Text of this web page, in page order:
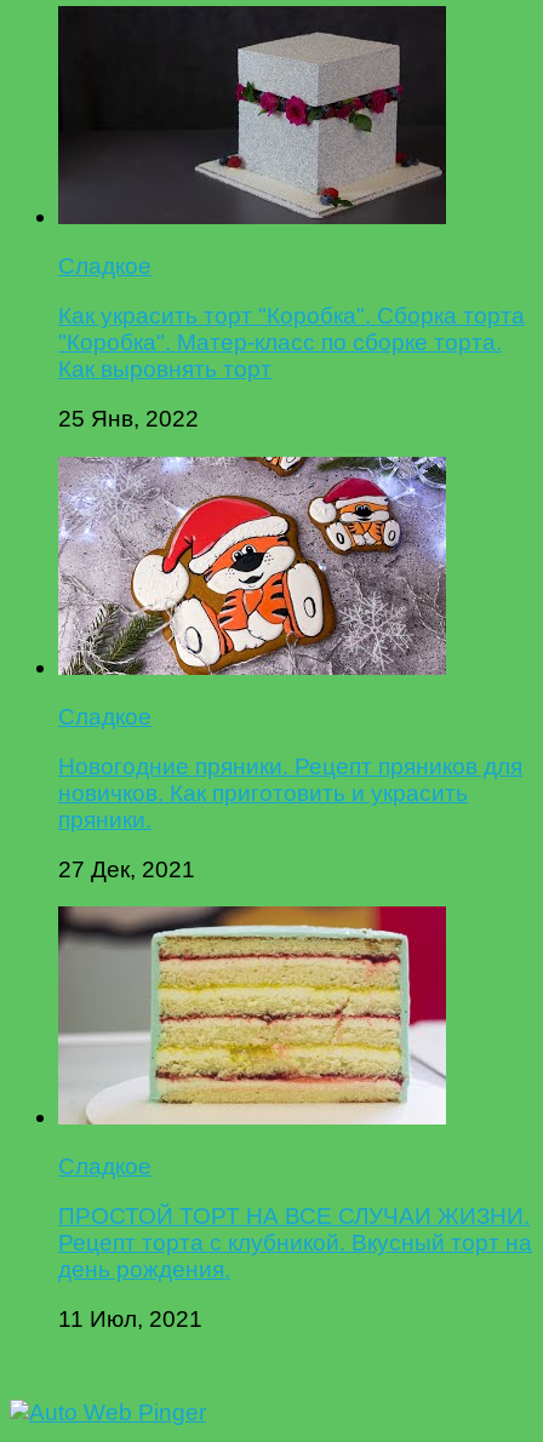
Сладкое
Как украсить торт "Коробка". Сборка торта
"Коробка". Матер-класс по сборке торта.
Как выровнять торт
25 Янв, 2022
Сладкое
Новогодние пряники. Рецепт пряников для
новичков. Как приготовить и украсить
пряники.
27 Дек, 2021
Сладкое
ПРОСТОЙ ТОРТ НА ВСЕ СЛУЧАИ ЖИЗНИ.
Рецепт торта с клубникой. Вкусный торт на
день рождения.
11 Июл, 2021